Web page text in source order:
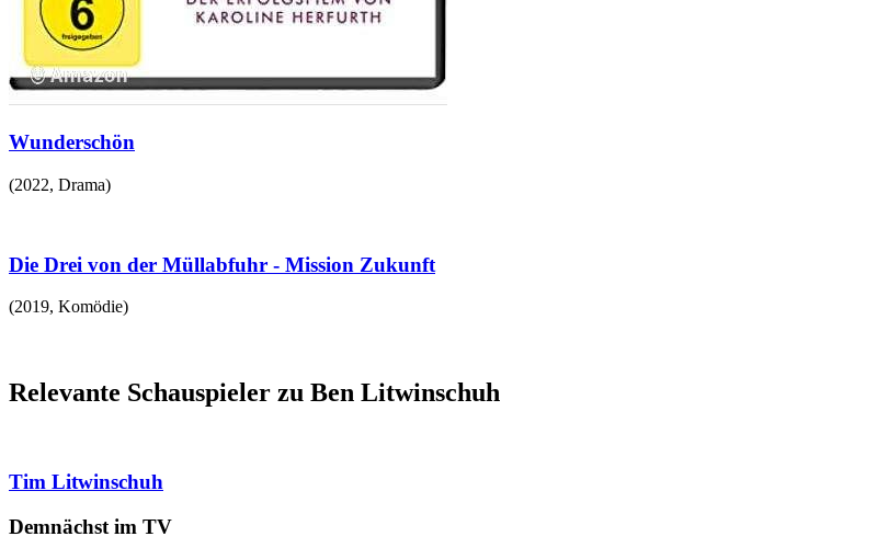
Wunderschön
(2022, Drama)
Die Drei von der Müllabfuhr - Mission Zukunft
(2019, Komödie)
Relevante Schauspieler zu Ben Litwinschuh
Tim Litwinschuh
Demnächst im TV